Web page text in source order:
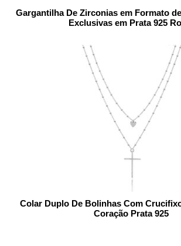
Gargantilha De Zirconias em Formato
Exclusivas em Prata 925
Colar Duplo De Bolinhas Com
Coração Prata 925